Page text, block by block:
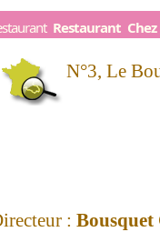
Restaurant
N°3, Le
: